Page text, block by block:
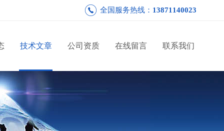
全国服务热线： 13871140023
技术文章 公司资质 在线留言 联系我们